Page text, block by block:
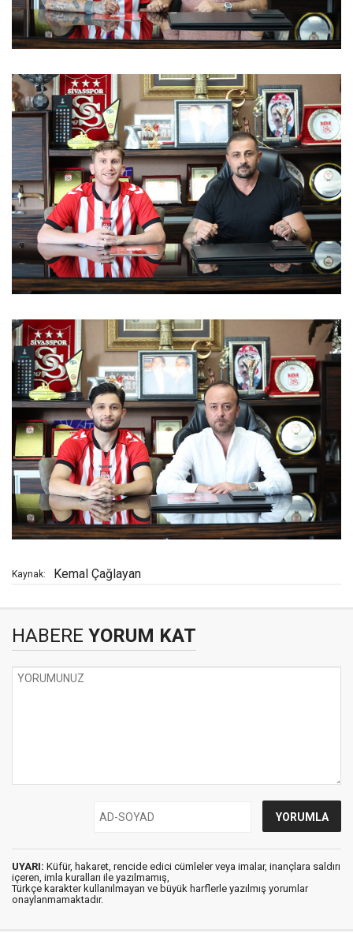
Kaynak: Kemal Çağlayan
HABERE YORUM KAT
UYARI: Küfür, hakaret, rencide edici cümleler veya imalar, inançlara saldırı
içeren, imla kuralları ile yazılmamış,
Türkçe karakter kullanılmayan ve büyük harflerle yazılmış yorumlar
onaylanmamaktadır.